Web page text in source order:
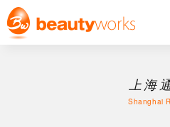
上海
Shanghai